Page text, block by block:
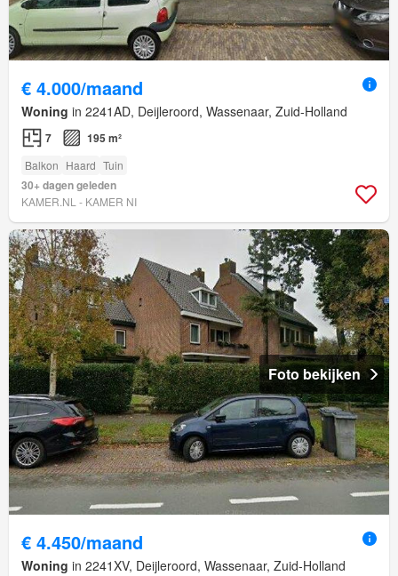
€ 4.000/maand
Woning in 2241AD, Deijleroord, Wassenaar, Zuid-Holland
7 195 m²
Balkon Haard Tuin
30+ dagen geleden
KAMER.NL - KAMER NI
Foto bekijken
€ 4.450/maand
Woning in 2241XV, Deijleroord, Wassenaar, Zuid-Holland